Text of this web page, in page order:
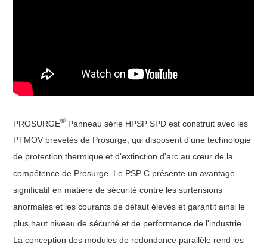
PROSURGE® Panneau série HPSP SPDest construit avec les
PTMOV brevetés de Prosurge, qui disposent d'une technologie
de protection thermique et d'extinction d'arc au cœur de la
compétence de Prosurge. Le PSP C présente un avantage
significatif en matière de sécurité contre les surtensions
anormales et les courants de défaut élevés et garantit ainsi le
plus haut niveau de sécurité et de performance de l'industrie.
La conception des modules de redondance parallèle rend les